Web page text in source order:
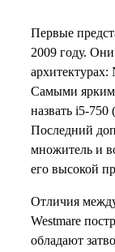
Первые
2009 году.
Самыми
назвать i5-
Последний
множитель и
его высокой
Отличия
Westmare
обладают